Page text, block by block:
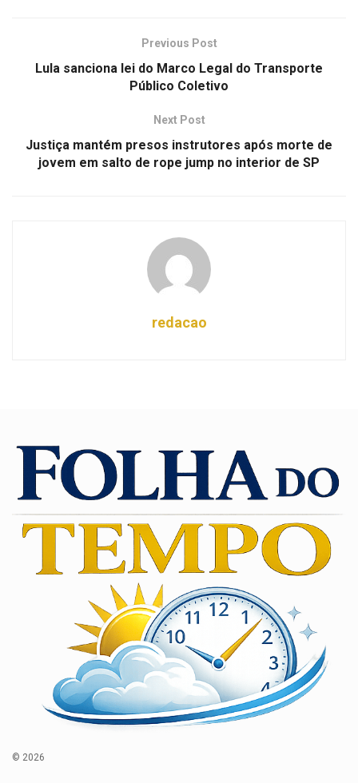
Previous Post
Lula sanciona lei do Marco Legal do Transporte
Público Coletivo
Next Post
Justiça mantém presos instrutores após morte de
jovem em salto de rope jump no interior de SP
redacao
© 2026